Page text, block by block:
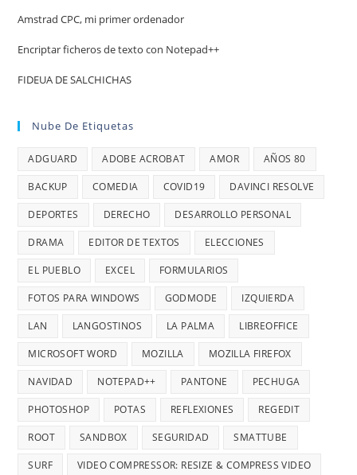
Amstrad CPC, mi primer ordenador
Encriptar ficheros de texto con Notepad++
FIDEUA DE SALCHICHAS
Nube De Etiquetas
ADGUARD ADOBE ACROBAT AMOR AÑOS 80
BACKUP COMEDIA COVID19 DAVINCI RESOLVE
DEPORTES DERECHO DESARROLLO PERSONAL
DRAMA EDITOR DE TEXTOS ELECCIONES
EL PUEBLO EXCEL FORMULARIOS
FOTOS PARA WINDOWS GODMODE IZQUIERDA
LAN LANGOSTINOS LA PALMA LIBREOFFICE
MICROSOFT WORD MOZILLA MOZILLA FIREFOX
NAVIDAD NOTEPAD++ PANTONE PECHUGA
PHOTOSHOP POTAS REFLEXIONES REGEDIT
ROOT SANDBOX SEGURIDAD SMATTUBE
SURF VIDEO COMPRESSOR: RESIZE & COMPRESS VIDEO